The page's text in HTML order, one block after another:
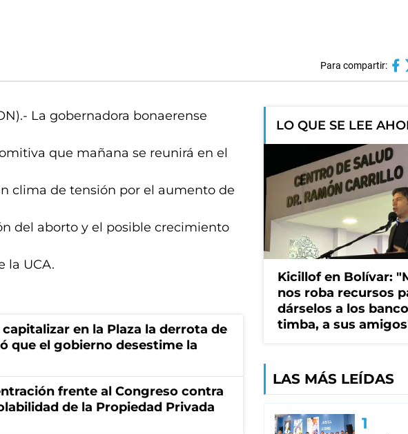
Para compartir:
La gobernadora bonaerense
que mañana se reunirá en el
clima de tensión por el aumento de
del aborto y el posible crecimiento
la UCA.
en la Plaza la derrota de
que el gobierno desestime la
frente al Congreso contra
de la Propiedad Privada
LO QUE SE LEE
Kicillof en Bolívar:
nos roba recursos
dárselos a los
timba, a sus
LAS MÁS LEÍDAS